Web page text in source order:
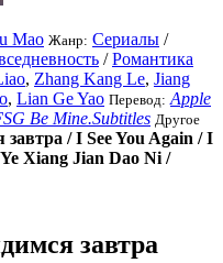
Mao Жанр: Сериалы /
/Романтика
, Zhang Kang Le, Jiang
, Lian Ge Yao Перевод: Apple
Be Mine.Subtitles Другое
завтра / I See You Again / I
Xiang Jian Dao Ni /
завтра